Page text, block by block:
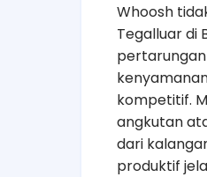
Whoosh
Tegalluar di
kompetitif.
angkutan
dari
produktif